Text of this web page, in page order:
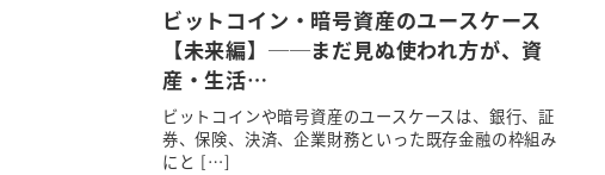
ビットコイン・暗号資産のユースケース
【未来編】──まだ見ぬ使われ方が、資
産・生活…
ビットコインや暗号資産のユースケースは、銀行、証
券、保険、決済、企業財務といった既存金融の枠組み
にと […]